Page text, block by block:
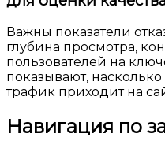
Важны показатели
глубина просмотра,
пользователей на
показывают,
трафик приходит на
Навигация по